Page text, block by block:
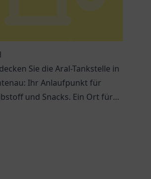
Sie die Aral-Tankstelle in
Ihr Anlaufpunkt für
und Snacks. Ein Ort für